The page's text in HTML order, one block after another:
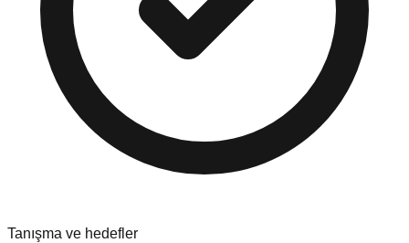
Tanışma ve hedefler